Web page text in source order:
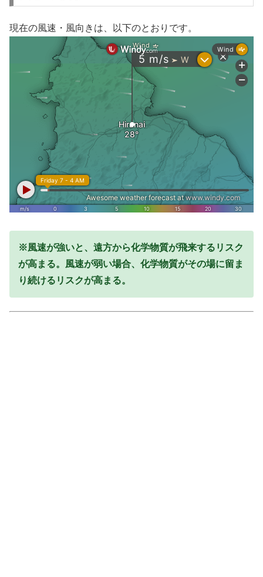
現在の風速・風向きは、以下のとおりです。
※風速が強いと、遠方から化学物質が飛来するリスク
が高まる。風速が弱い場合、化学物質がその場に留ま
り続けるリスクが高まる。